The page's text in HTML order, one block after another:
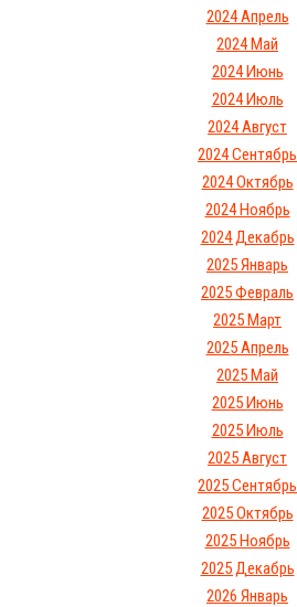
2024 Апрель
2024 Май
2024 Июнь
2024 Июль
2024 Август
2024 Сентябрь
2024 Октябрь
2024 Ноябрь
2024 Декабрь
2025 Январь
2025 Февраль
2025 Март
2025 Апрель
2025 Май
2025 Июнь
2025 Июль
2025 Август
2025 Сентябрь
2025 Октябрь
2025 Ноябрь
2025 Декабрь
2026 Январь